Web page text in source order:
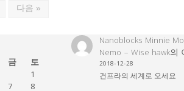
다음 »
금
토
1
7
8
Nanoblocks Minnie
Nemo – Wise hawk의
2018-12-28
건프라의 세계로 오세요